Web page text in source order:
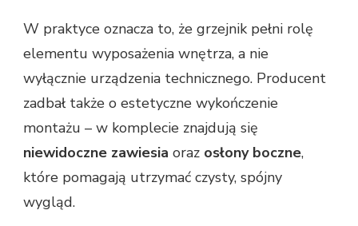
W praktyce oznacza to, że grzejnik pełni rolę
elementu wyposażenia wnętrza, a nie
wyłącznie urządzenia technicznego. Producent
zadbał także o estetyczne wykończenie
montażu – w komplecie znajdują się
niewidoczne zawiesia oraz osłony boczne,
które pomagają utrzymać czysty, spójny
wygląd.